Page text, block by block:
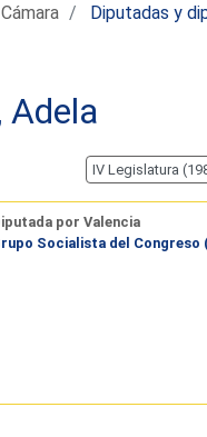
Diputadas y
Adela
por Valencia
Socialista del Congreso